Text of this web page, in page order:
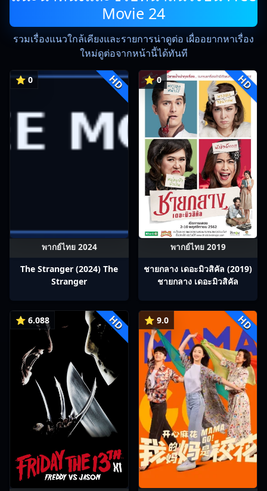
Movie 24
รวมเรื่องแนวใกล้เคียงและรายการน่าดูต่อ เผื่ออยากหาเรื่อง
ใหม่ดูต่อจากหน้านี้ได้ทันที
⭐ 0 HD
พากย์ไทย 2024
The Stranger (2024) The
Stranger
⭐ 0 HD
พากย์ไทย 2019
ชายกลาง เดอะมิวสิคัล (2019)
ชายกลาง เดอะมิวสิคัล
⭐ 6.088 HD ⭐ 9.0 HD